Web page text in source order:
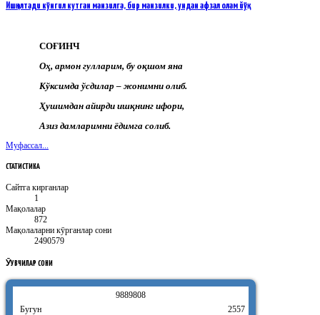
Ишқ элтади кўнгил кутган манзилга, бир манзилки, ундан афзал олам йўқ
СОҒИНЧ
Оҳ, армон гулларим, бу оқшом яна
Кўксимда ўсдилар – жонимни олиб.
Ҳушимдан айирди ишқнинг ифори,
Азиз дамларимни ёдимга солиб.
Муфассал...
СТАТИСТИКА
Сайтга кирганлар
1
Мақолалар
872
Мақолаларни кӯрганлар сони
2490579
ӮҚУВЧИЛАРСОНИ
9889808
Бугун
2557